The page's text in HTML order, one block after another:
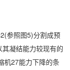
参照图5)分割成预
凝结能力较现有的
机27能力下降的条